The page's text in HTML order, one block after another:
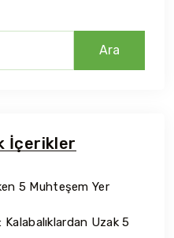
Ara
İçerikler
5 Muhteşem Yer
Uzak 5